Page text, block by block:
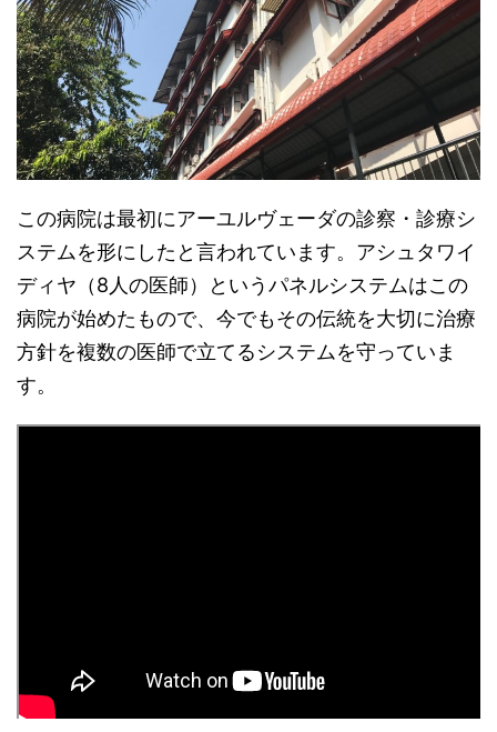
この病院は最初にアーユルヴェーダの診察・診療シ
ステムを形にしたと言われています。アシュタワイ
ディヤ（8人の医師）というパネルシステムはこの
病院が始めたもので、今でもその伝統を大切に治療
方針を複数の医師で立てるシステムを守っていま
す。